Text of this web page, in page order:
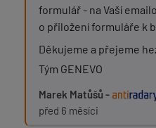
formulář - na Vaší
o přiložení formuláře k
Děkujeme a přejeme
Tým GENEVO
Marek Matůšů -
před 6 měsíci